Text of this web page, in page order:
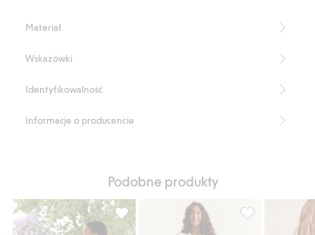
spódnicą. Piękna sukienka, która sprawdzi się zarówno na co dzień,
Długość sukienki: 95 cm w rozmiarze S.
Haft angielski.
Funkcjonalne guziki.
Krótkie bufiaste rękawy.
Materiał
Wskazówki
Identyfikowalność
Informacje o producencie
Podobne produkty
Haftowana sukienka Newbie Woman,
Sukienka w